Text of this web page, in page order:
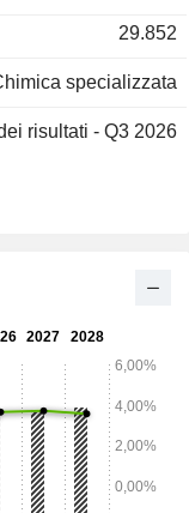
29.852
specializzata
risultati - Q3 2026